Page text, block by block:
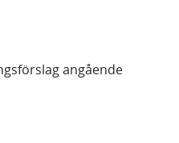
angående